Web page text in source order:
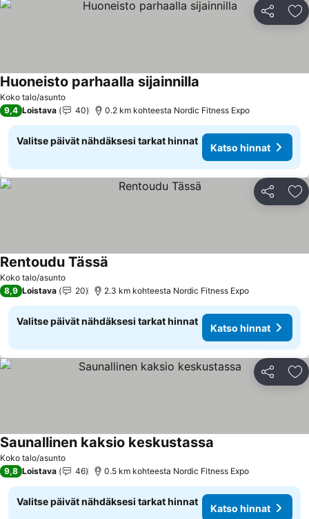
Jaa
Koko talo/asunto
Huoneisto parhaalla sijainnilla
9,4 Loistava 40 0.2 km kohteesta Nordic Fitness Expo
Valitse päivät nähdäksesi tarkat hinnat
Katso hinnat
Jaa
Koko talo/asunto
Rentoudu Tässä
8,9 Loistava 20 2.3 km kohteesta Nordic Fitness Expo
Valitse päivät nähdäksesi tarkat hinnat
Katso hinnat
Jaa
Koko talo/asunto
Saunallinen kaksio keskustassa
9,8 Loistava 46 0.5 km kohteesta Nordic Fitness Expo
Valitse päivät nähdäksesi tarkat hinnat
Katso hinnat